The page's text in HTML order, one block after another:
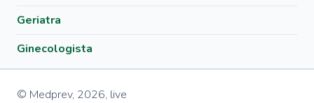
Geriatra
Ginecologista
© Medprev, 2026, live